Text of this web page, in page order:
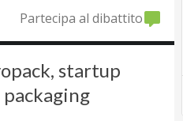
Partecipa al dibattito
startup